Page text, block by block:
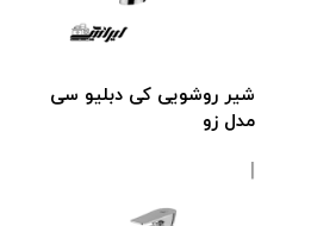
شیر روشویی کی دبلیو سی
مدل زو